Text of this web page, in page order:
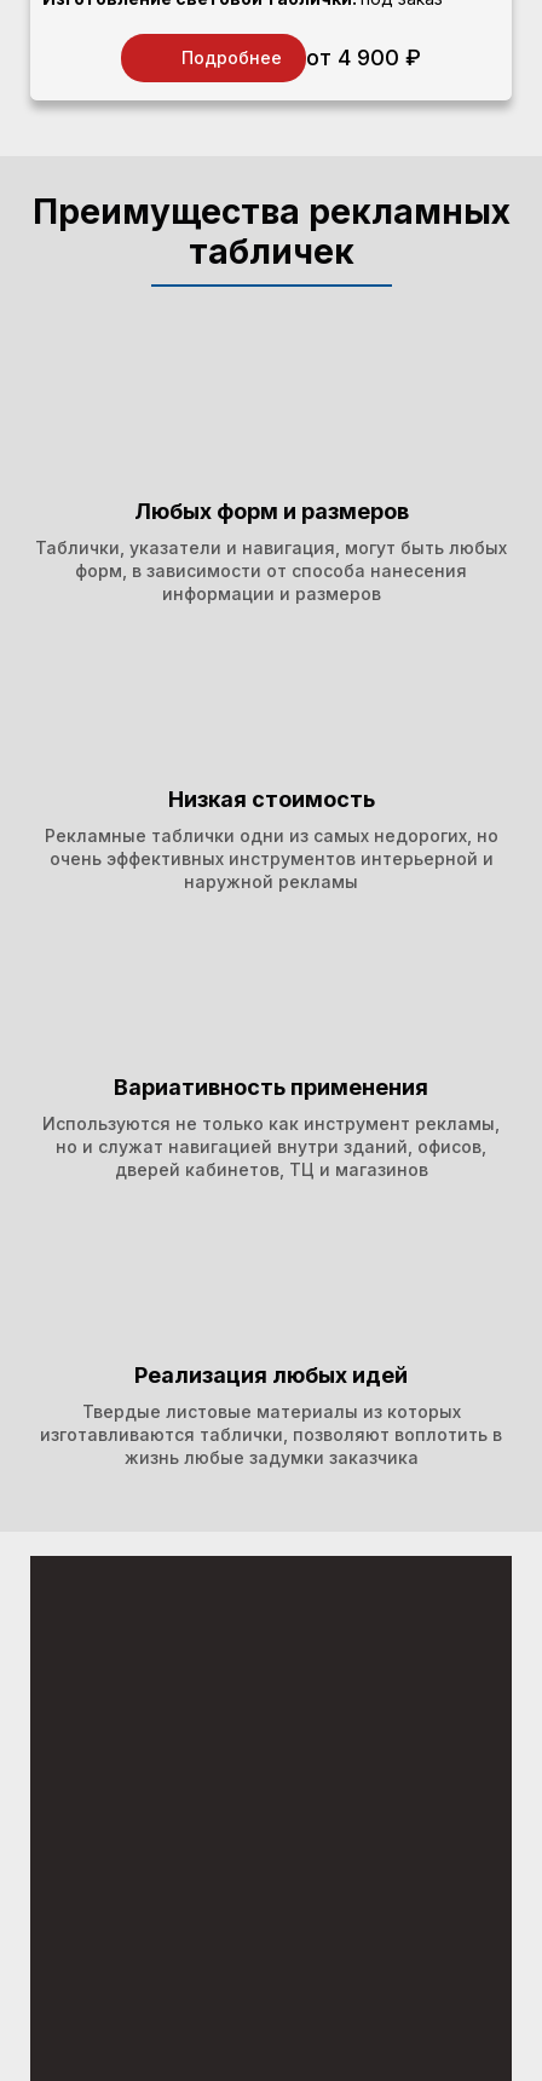
Подробнее от 4 900 ₽
Преимущества рекламных
табличек
Любых форм и размеров
Таблички, указатели и навигация, могут быть любых
форм, в зависимости от способа нанесения
информации и размеров
Низкая стоимость
Рекламные таблички одни из самых недорогих, но
очень эффективных инструментов интерьерной и
наружной рекламы
Вариативность применения
Используются не только как инструмент рекламы,
но и служат навигацией внутри зданий, офисов,
дверей кабинетов, ТЦ и магазинов
Реализация любых идей
Твердые листовые материалы из которых
изготавливаются таблички, позволяют воплотить в
жизнь любые задумки заказчика